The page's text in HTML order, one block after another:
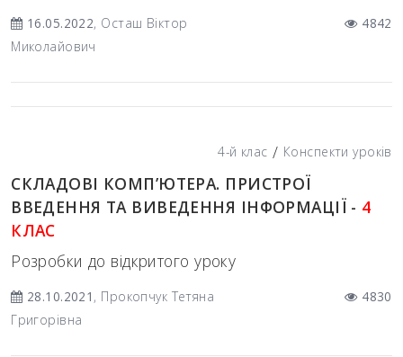
16.05.2022, Осташ Віктор
Миколайович
4842
4-й клас / Конспекти уроків
СКЛАДОВІ КОМП’ЮТЕРА. ПРИСТРОЇ
ВВЕДЕННЯ ТА ВИВЕДЕННЯ ІНФОРМАЦІЇ - 4
КЛАС
Розробки до відкритого уроку
28.10.2021 , Прокопчук Тетяна
Григорівна
4830